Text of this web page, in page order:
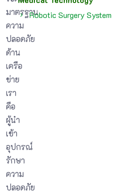
มาตรฐาน
ความ
ปลอดภัย
ด้าน
เครือ
ข่าย
เรา
คือ
ผู้นำ
เข้า
อุปกรณ์
รักษา
ความ
ปลอดภัย
Robotic Surgery System